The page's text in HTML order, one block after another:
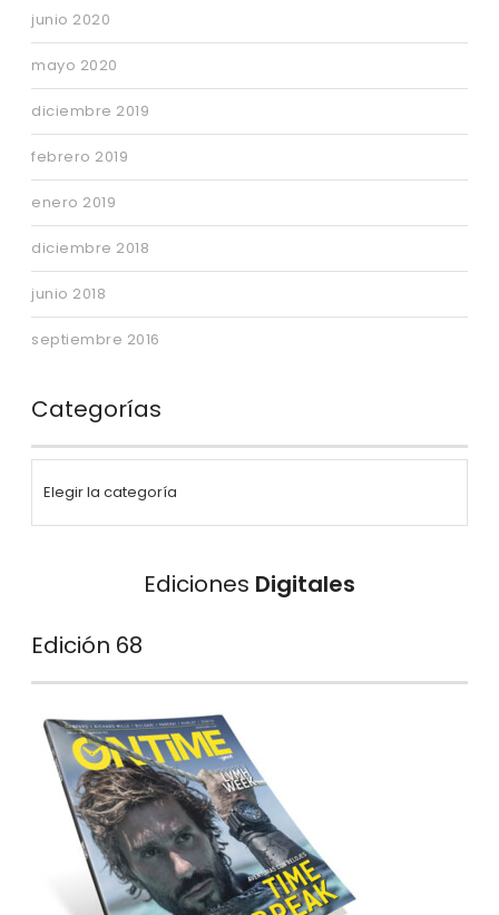
junio 2020
mayo 2020
diciembre 2019
febrero 2019
enero 2019
diciembre 2018
junio 2018
septiembre 2016
Categorías
Ediciones Digitales
Edición 68